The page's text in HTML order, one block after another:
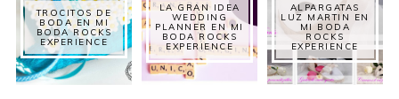
TROCITOS DE
BODA EN MI
BODA ROCKS
EXPERIENCE
LA GRAN IDEA
WEDDING
PLANNER EN MI
BODA ROCKS
EXPERIENCE
ALPARGATAS
LUZ MARTIN EN
MI BODA
ROCKS
EXPERIENCE